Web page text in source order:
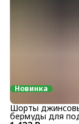
Новинка
Шорты
бермуды для